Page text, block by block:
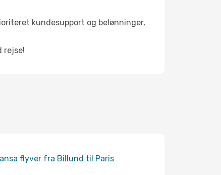
kundesupport og belønninger,
rejse!
flyver fra Billund til Paris